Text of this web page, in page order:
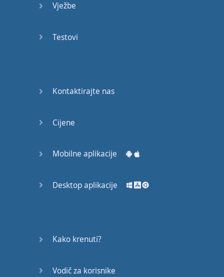
Vježbe
Testovi
Kontaktirajte nas
Cijene
Mobilne aplikacije
Desktop aplikacije
Kako krenuti?
Vodič za korisnike